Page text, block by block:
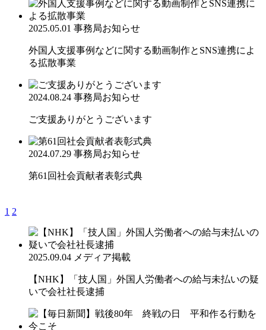
2025.05.01 事務局お知らせ
外国人支援事例などに関する動画制作とSNS連携によ
る拡散事業
2024.08.24 事務局お知らせ
ご支援ありがとうございます
2024.07.29 事務局お知らせ
第61回社会貢献者表彰式典
1 2
2025.09.04 メディア掲載
【NHK】「技人国」外国人労働者への給与未払いの疑
いで会社社長逮捕